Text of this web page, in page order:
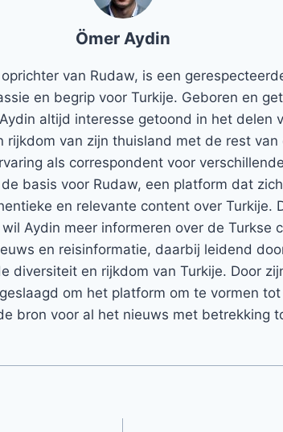
Ömer Aydin
van Rudaw, is een
en begrip voor Turkije. Geboren en
altijd interesse getoond in het delen
rijkdom van zijn thuisland met de rest van
als correspondent voor
basis voor Rudaw, een platform dat
en relevante content over Turkije.
Aydin meer informeren over de Turkse
en reisinformatie, daarbij leidend
diversiteit en rijkdom van Turkije. Door
om het platform om te vormen tot
bron voor al het nieuws met betrekking